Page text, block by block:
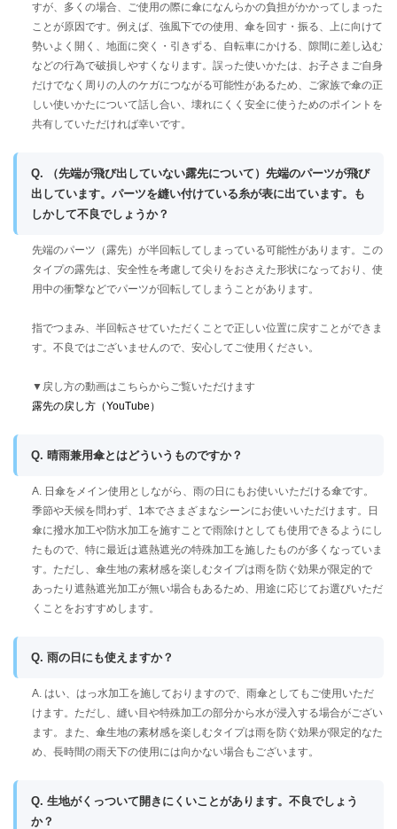
すが、多くの場合、ご使用の際に傘になんらかの負担がかかってしまった
ことが原因です。例えば、強風下での使用、傘を回す・振る、上に向けて
勢いよく開く、地面に突く・引きずる、自転車にかける、隙間に差し込む
などの行為で破損しやすくなります。誤った使いかたは、お子さまご自身
だけでなく周りの人のケガにつながる可能性があるため、ご家族で傘の正
しい使いかたについて話し合い、壊れにくく安全に使うためのポイントを
共有していただければ幸いです。
Q. （先端が飛び出していない露先について）先端のパーツが飛び
出しています。パーツを縫い付けている糸が表に出ています。も
しかして不良でしょうか？
先端のパーツ（露先）が半回転してしまっている可能性があります。この
タイプの露先は、安全性を考慮して尖りをおさえた形状になっており、使
用中の衝撃などでパーツが回転してしまうことがあります。
指でつまみ、半回転させていただくことで正しい位置に戻すことができま
す。不良ではございませんので、安心してご使用ください。
▼戻し方の動画はこちらからご覧いただけます
露先の戻し方（YouTube）
Q. 晴雨兼用傘とはどういうものですか？
A. 日傘をメイン使用としながら、雨の日にもお使いいただける傘です。
季節や天候を問わず、1本でさまざまなシーンにお使いいただけます。日
傘に撥水加工や防水加工を施すことで雨除けとしても使用できるようにし
たもので、特に最近は遮熱遮光の特殊加工を施したものが多くなっていま
す。ただし、傘生地の素材感を楽しむタイプは雨を防ぐ効果が限定的で
あったり遮熱遮光加工が無い場合もあるため、用途に応じてお選びいただ
くことをおすすめします。
Q. 雨の日にも使えますか？
A. はい、はっ水加工を施しておりますので、雨傘としてもご使用いただ
けます。ただし、縫い目や特殊加工の部分から水が浸入する場合がござい
ます。また、傘生地の素材感を楽しむタイプは雨を防ぐ効果が限定的なた
め、長時間の雨天下の使用には向かない場合もございます。
Q. 生地がくっついて開きにくいことがあります。不良でしょう
か？